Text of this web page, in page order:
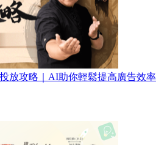
放攻略｜AI助你輕鬆提高廣告效率